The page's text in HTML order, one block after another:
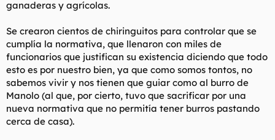
ganaderas y agrícolas.
Se crearon cientos de chiringuitos para controlar que se
cumplía la normativa, que llenaron con miles de
funcionarios que justifican su existencia diciendo que todo
esto es por nuestro bien, ya que como somos tontos, no
sabemos vivir y nos tienen que guiar como al burro de
Manolo (al que, por cierto, tuvo que sacrificar por una
nueva normativa que no permitía tener burros pastando
cerca de casa).